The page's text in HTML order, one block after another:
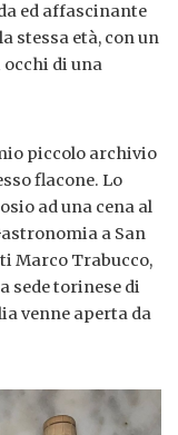
ed affascinante
stessa età, con un
di una
piccolo archivio
flacone. Lo
ad una cena al
a San
Marco Trabucco,
sede torinese di
venne aperta da